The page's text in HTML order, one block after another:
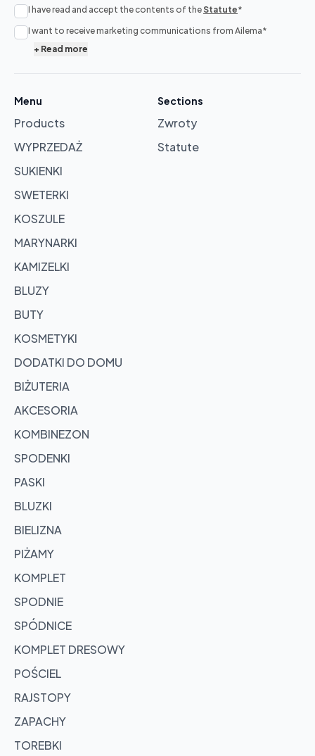
No
products
Browse
products
I have read and accept the contents of the Statute*
I want to receive marketing communications from Ailema*
+ Read more
Menu
Products
WYPRZEDAŻ
SUKIENKI
SWETERKI
KOSZULE
MARYNARKI
KAMIZELKI
BLUZY
BUTY
KOSMETYKI
DODATKI DO DOMU
BIŻUTERIA
AKCESORIA
KOMBINEZON
SPODENKI
PASKI
BLUZKI
BIELIZNA
PIŻAMY
KOMPLET
SPODNIE
SPÓDNICE
KOMPLET DRESOWY
POŚCIEL
RAJSTOPY
ZAPACHY
TOREBKI
Sections
Zwroty
Statute